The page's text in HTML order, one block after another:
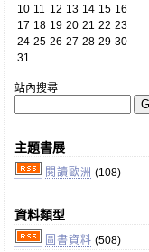
10 11 12 13 14 15 16
17 18 19 20 21 22 23
24 25 26 27 28 29 30
31
站內搜尋
主題書展
閱讀歐洲 (108)
資料類型
圖書資料 (508)